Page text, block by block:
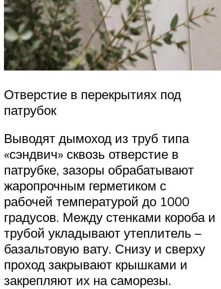
Отверстие в перекрытиях под
патрубок
Выводят дымоход из труб типа
«сэндвич» сквозь отверстие в
патрубке, зазоры обрабатывают
жаропрочным герметиком с
рабочей температурой до 1000
градусов. Между стенками короба и
трубой укладывают утеплитель –
базальтовую вату. Снизу и сверху
проход закрывают крышками и
закрепляют их на саморезы.